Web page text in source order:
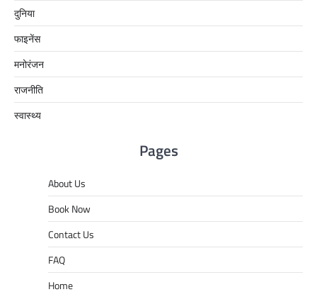
दुनिया
फाइनेंस
मनोरंजन
राजनीति
स्वास्थ्य
Pages
About Us
Book Now
Contact Us
FAQ
Home